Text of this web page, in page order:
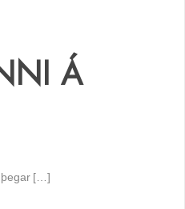
Á
þegar […]